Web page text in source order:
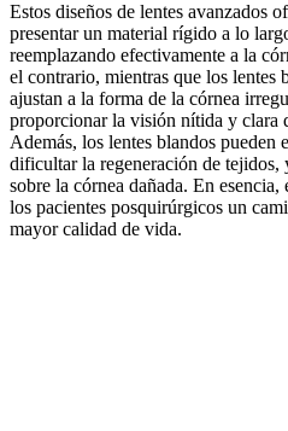
Estos diseños de lentes avanzados
presentar un material rígido a lo
reemplazando efectivamente a la
el contrario, mientras que los lentes
ajustan a la forma de la córnea
proporcionar la visión nítida y clara
Además, los lentes blandos pueden
dificultar la regeneración de tejidos,
sobre la córnea dañada. En esencia,
los pacientes posquirúrgicos un
mayor calidad de vida.